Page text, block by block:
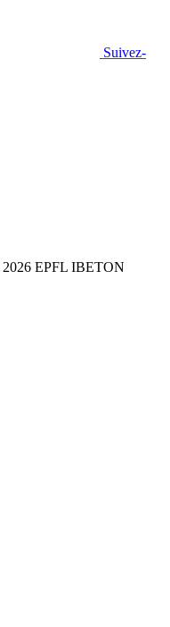
Suivez-
2026 EPFL IBETON